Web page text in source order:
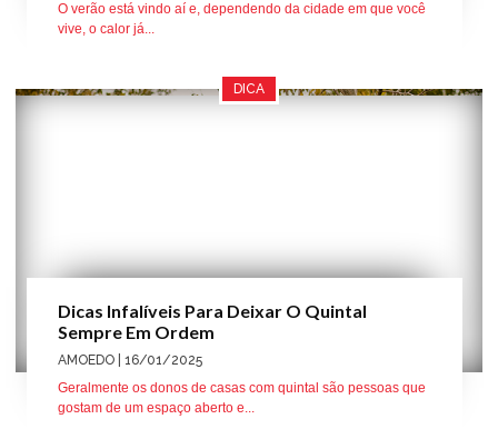
O verão está vindo aí e, dependendo da cidade em que você
vive, o calor já...
DICA
Dicas Infalíveis Para Deixar O Quintal
Sempre Em Ordem
AMOEDO | 16/01/2025
Geralmente os donos de casas com quintal são pessoas que
gostam de um espaço aberto e...